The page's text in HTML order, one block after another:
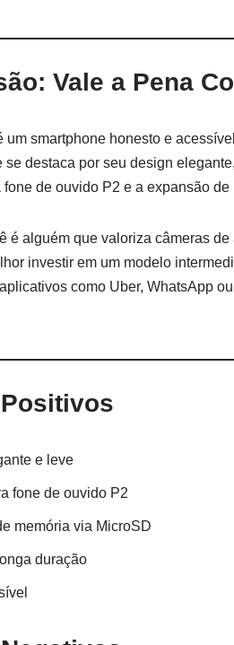
Vale a Pena
um smartphone honesto e
se destaca por seu design
fone de ouvido P2 e a expansão
é alguém que valoriza câmeras
investir em um modelo
como Uber, WhatsApp
e leve
fone de ouvido P2
memória via MicroSD
duração